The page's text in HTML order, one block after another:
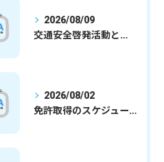
2026/08/09
交通安全啓発活動と埼玉県さいたま市行田市で免許取得を安心して目指すための実践ガイド
2026/08/02
免許取得のスケジュールを徹底解説学生社会人の通学合宿別プランで最短取得のコツ